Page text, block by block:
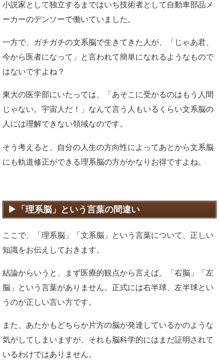
小説家として独立するまではいち技術者として自動車部品メ
ーカーのデンソーで働いていました。
一方で、ガチガチの文系脳で生きてきた人が、「じゃあ君、
今から医者になって」と言われて簡単になれるようなもので
はないですよね？
東大の医学部にいたっては、「あそこに受かるのはもう人間
じゃない。宇宙人だ！」なんて言う人もいるくらい文系脳の
人には理解できない領域なのです。
そう考えると、自分の人生の方向性によってあとから文系脳
にも軌道修正ができる理系脳の方がかなりお得ですよね。
「理系脳」という言葉の間違い
ここで、「理系脳」「文系脳」という言葉について、正しい
知識をお伝えしておきます。
結論からいうと、まず医療的観点から言えば、「右脳」「左
脳」という言葉がありません。正式には右半球、左半球とい
うのが正しい言い方です。
また、あたかもどちらか片方の脳が発達しているかのような
気がしてしまいますが、それも脳科学的にはまだ証明されて
いるわけではありません。